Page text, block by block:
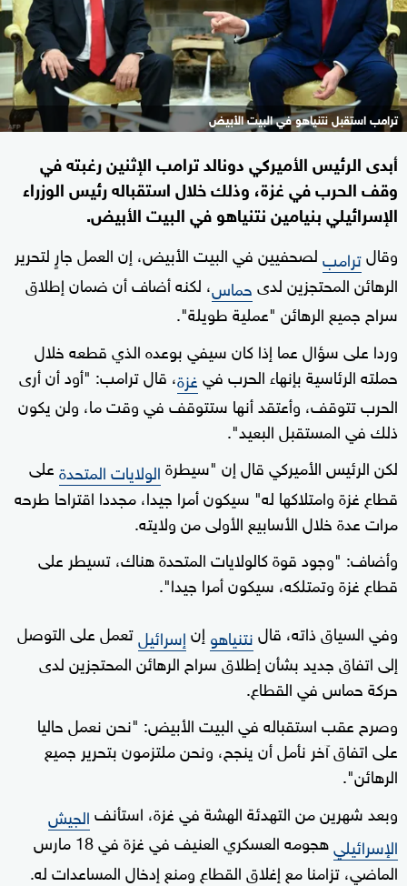
ترامب استقبل نتنياهو في البيت الأبيض
أبدى الرئيس الأميركي دونالد ترامب الإثنين رغبته في
وقف الحرب في غزة، وذلك خلال استقباله رئيس الوزراء
الإسرائيلي بنيامين نتنياهو في البيت الأبيض.
وقالترامبلصحفيين في البيت الأبيض، إن العمل جارٍ لتحرير
الرهائن المحتجزين لدىحماس، لكنه أضاف أن ضمان إطلاق
سراح جميع الرهائن "عملية طويلة".
وردا على سؤال عما إذا كان سيفي بوعده الذي قطعه خلال
حملته الرئاسية بإنهاء الحرب فيغزة، قال ترامب: "أود أن أرى
الحرب تتوقف، وأعتقد أنها ستتوقف في وقت ما، ولن يكون
ذلك في المستقبل البعيد".
لكن الرئيس الأميركي قال إن "سيطرةالولايات المتحدةعلى
قطاع غزة وامتلاكها له" سيكون أمرا جيدا، مجددا اقتراحا طرحه
مرات عدة خلال الأسابيع الأولى من ولايته.
وأضاف: "وجود قوة كالولايات المتحدة هناك، تسيطر على
قطاع غزة وتمتلكه، سيكون أمرا جيدا".
وفي السياق ذاته، قالنتنياهو إنإسرائيلتعمل على التوصل
إلى اتفاق جديد بشأن إطلاق سراح الرهائن المحتجزين لدى
حركة حماس في القطاع.
وصرح عقب استقباله في البيت الأبيض: "نحن نعمل حاليا
على اتفاق آخر نأمل أن ينجح، ونحن ملتزمون بتحرير جميع
الرهائن".
وبعد شهرين من التهدئة الهشة في غزة، استأنفالجيش
الإسرائيلي
هجومه العسكري العنيف في غزة في 18 مارس
الماضي، تزامنا مع إغلاق القطاع ومنع إدخال المساعدات له.